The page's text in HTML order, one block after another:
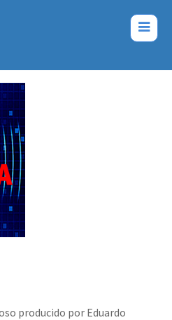
producido por Eduardo